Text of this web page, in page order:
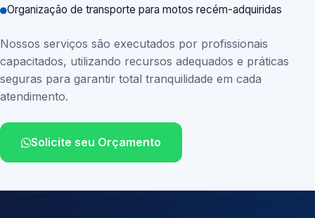
Organização de transporte para motos recém-adquiridas
Nossos serviços são executados por profissionais
capacitados, utilizando recursos adequados e práticas
seguras para garantir total tranquilidade em cada
atendimento.
Solicite seu Orçamento